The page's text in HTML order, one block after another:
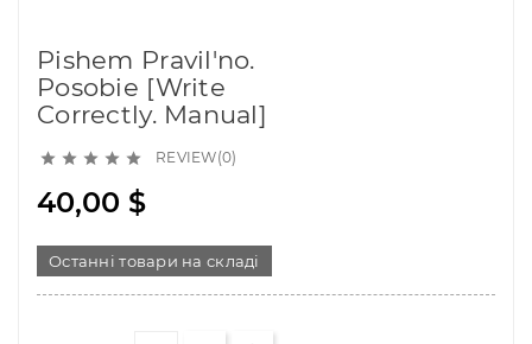
Pishem Pravil'no.
Posobie [Write
Correctly. Manual]
     REVIEW(0)
40,00 $
Останні товари на складі